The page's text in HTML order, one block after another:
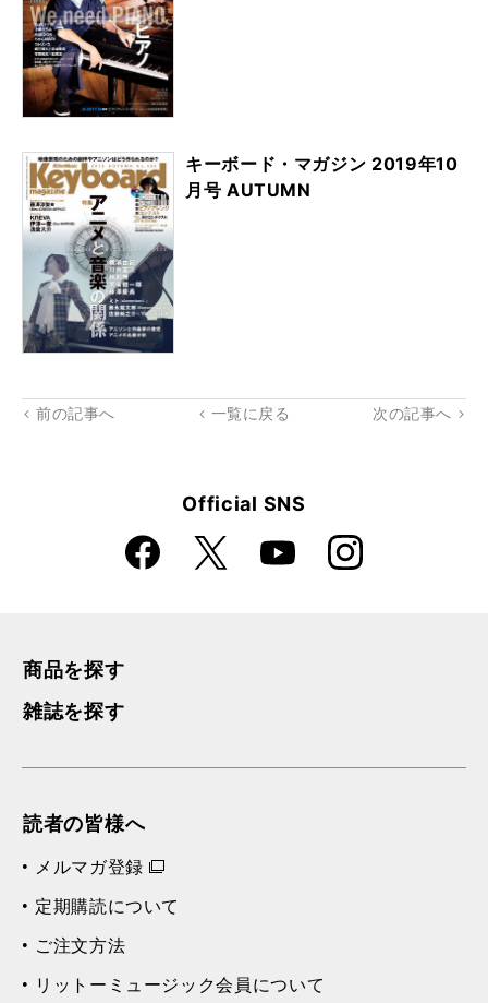
キーボード・マガジン 2019年10
月号 AUTUMN
前の記事へ 一覧に戻る 次の記事へ
Official SNS
Faceboo
k
X YouTube Instagra
m
商品を探す
雑誌を探す
読者の皆様へ
メルマガ登録
定期購読について
ご注文方法
リットーミュージック会員について